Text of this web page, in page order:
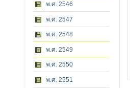
พ.ศ. 2546
พ.ศ. 2547
พ.ศ. 2548
พ.ศ. 2549
พ.ศ. 2550
พ.ศ. 2551